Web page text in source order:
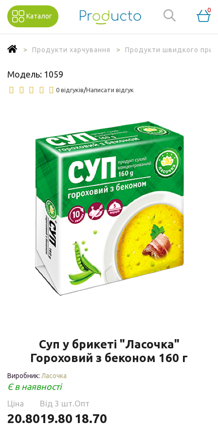
Каталог
0
Продукти харчування Продукти швидкого
Модель: 1059
0 відгуків/Написати відгук
Суп у брикеті "Ласочка"
Гороховий з беконом 160 г
Виробник: Ласочка
Є в наявності
Ціна
20.80
Від 3 шт.
19.80
Опт
18.70